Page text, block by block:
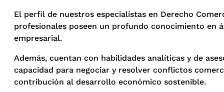
El perfil de nuestros especialistas en Derecho
profesionales poseen un profundo conocimiento en
empresarial.
Además, cuentan con habilidades analíticas y de
capacidad para negociar y resolver conflictos
contribución al desarrollo económico sostenible.